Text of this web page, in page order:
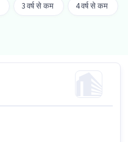
3 वर्ष से कम 4 वर्ष से कम